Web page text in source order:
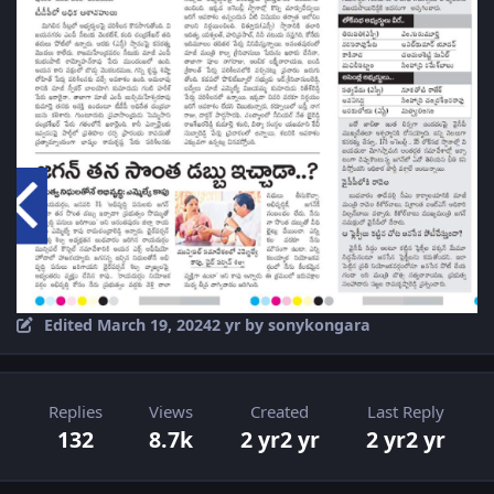
Edited March 19, 20242 yr by sonykongara
Replies
132
Views
8.7k
Created
2 yr2 yr
Last Reply
2 yr2 yr